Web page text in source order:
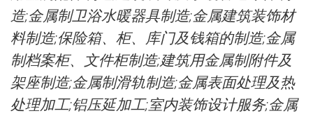
造;金属制卫浴水暖器具制造;金属建筑装饰材
料制造;保险箱、柜、库门及钱箱的制造;金属
制档案柜、文件柜制造;建筑用金属制附件及
架座制造;金属制滑轨制造;金属表面处理及热
处理加工;铝压延加工;室内装饰设计服务;金属